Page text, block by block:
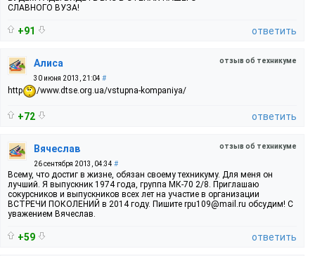
СЛАВНОГО ВУЗА!
+91 ответить
отзыв об техникуме
Алиса
30 июня 2013, 21:04 #
http /www.dtse.org.ua/vstupna-kompaniya/
+72 ответить
отзыв об техникуме
Вячеслав
26 сентября 2013, 04:34 #
Всему, что достиг в жизне, обязан своему техникуму. Для меня он
лучший. Я выпускник 1974 года, группа МК-70 2/8. Приглашаю
сокурсников и выпускников всех лет на участие в организации
ВСТРЕЧИ ПОКОЛЕНИЙ в 2014 году. Пишите rpu109@mail.ru обсудим! С
уважением Вячеслав.
+59 ответить